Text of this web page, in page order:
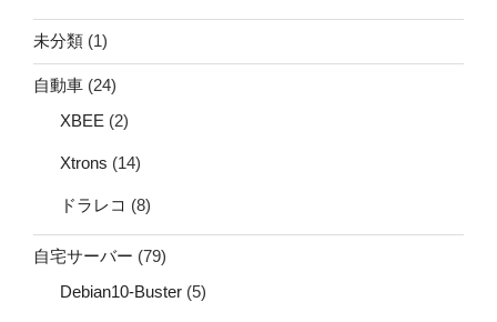
未分類 (1)
自動車 (24)
XBEE (2)
Xtrons (14)
ドラレコ (8)
自宅サーバー (79)
Debian10-Buster (5)